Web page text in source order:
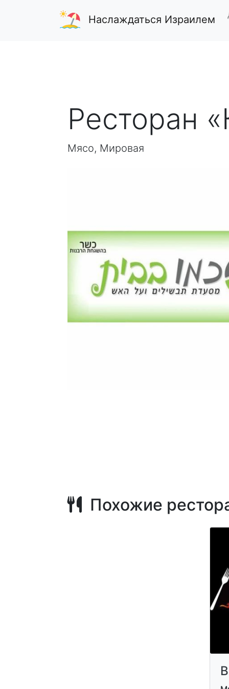
Наслаждаться Израилем
Ресторан
Мясо, Мировая
Похожие